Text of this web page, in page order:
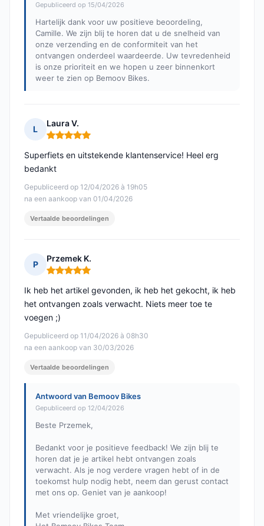
Gepubliceerd op 15/04/2026
Hartelijk dank voor uw positieve beoordeling,
Camille. We zijn blij te horen dat u de snelheid van
onze verzending en de conformiteit van het
ontvangen onderdeel waardeerde. Uw tevredenheid
is onze prioriteit en we hopen u zeer binnenkort
weer te zien op Bemoov Bikes.
L
Laura V.
Opmerking: 5 van 5
Gepubliceerd op 12/04/2026 à 19h05
na een aankoop van 01/04/2026
Superfiets en uitstekende klantenservice! Heel erg
bedankt
Vertaalde beoordelingen
P
Przemek K.
Opmerking: 5 van 5
Gepubliceerd op 11/04/2026 à 08h30
na een aankoop van 30/03/2026
Ik heb het artikel gevonden, ik heb het gekocht, ik heb
het ontvangen zoals verwacht. Niets meer toe te
voegen ;)
Vertaalde beoordelingen
Antwoord van Bemoov Bikes
Gepubliceerd op 12/04/2026
Beste Przemek,
Bedankt voor je positieve feedback! We zijn blij te
horen dat je je artikel hebt ontvangen zoals
verwacht. Als je nog verdere vragen hebt of in de
toekomst hulp nodig hebt, neem dan gerust contact
met ons op. Geniet van je aankoop!
Met vriendelijke groet,